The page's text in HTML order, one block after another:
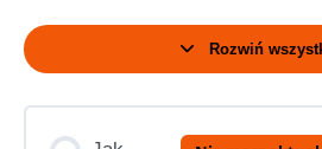
Rozwiń